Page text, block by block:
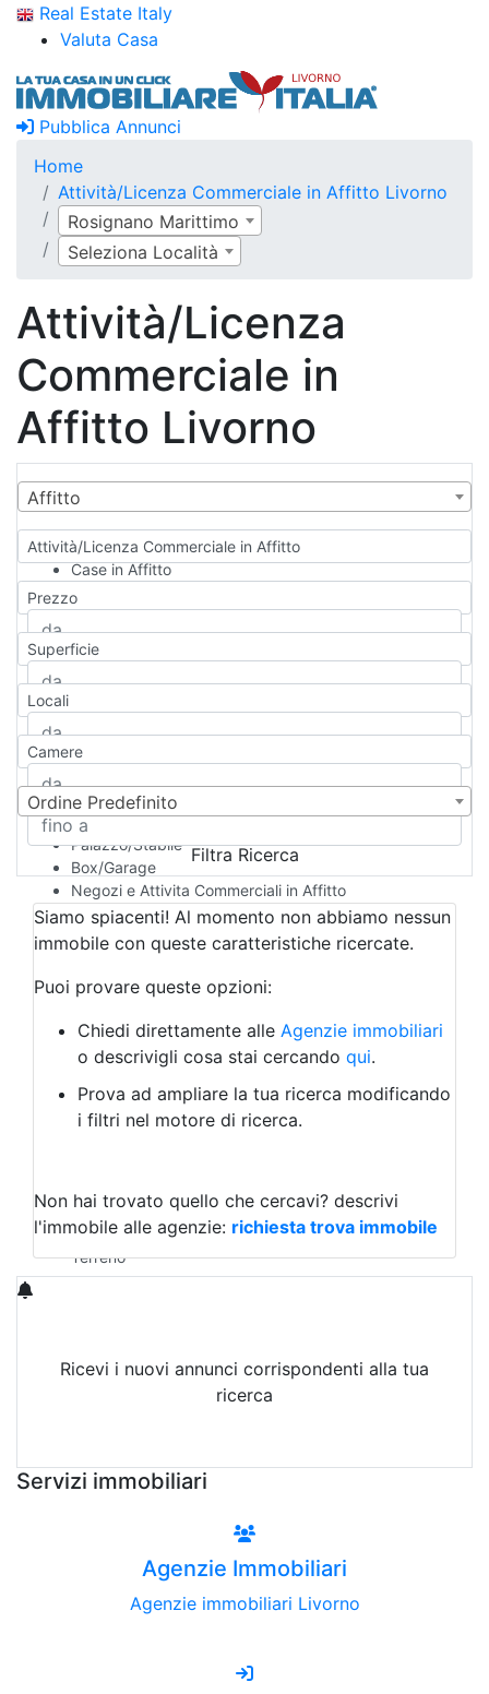
Real Estate Italy
Valuta Casa
Pubblica Annunci
Home
Attività/Licenza Commerciale in Affitto Livorno
Rosignano Marittimo
Seleziona Località
Attività/Licenza
Commerciale in
Affitto Livorno
Affitto
Attività/Licenza Commerciale in Affitto
Case in Affitto
Qualsiasi
Appartamento
Casa indipendente
Casa Semi-indipendente
Attico/Mansarda
Rustico/Casale
Camera d'Albergo
Multiproprietà
Palazzo/Stabile
Box/Garage
Negozi e Attivita Commerciali in Affitto
Qualsiasi
Attività/Licenza Commerciale
Azienda Agricola
Bar/Ristorante
Albergo
Laboratorio Artigianale
Negozio/locale commerciale
Agriturismo
Magazzini
Qualsiasi
Terreno edificabile
Terreno
Prezzo
Superficie
Locali
Camere
Ordine Predefinito
Filtra Ricerca
Siamo spiacenti! Al momento non abbiamo nessun
immobile con queste caratteristiche ricercate.
Puoi provare queste opzioni:
Chiedi direttamente alle Agenzie immobiliari
o descrivigli cosa stai cercando qui.
Prova ad ampliare la tua ricerca modificando
i filtri nel motore di ricerca.
Non hai trovato quello che cercavi? descrivi
l'immobile alle agenzie: richiesta trova immobile
Ricevi i nuovi annunci corrispondenti alla tua
ricerca
Servizi immobiliari
Agenzie Immobiliari
Agenzie immobiliari Livorno